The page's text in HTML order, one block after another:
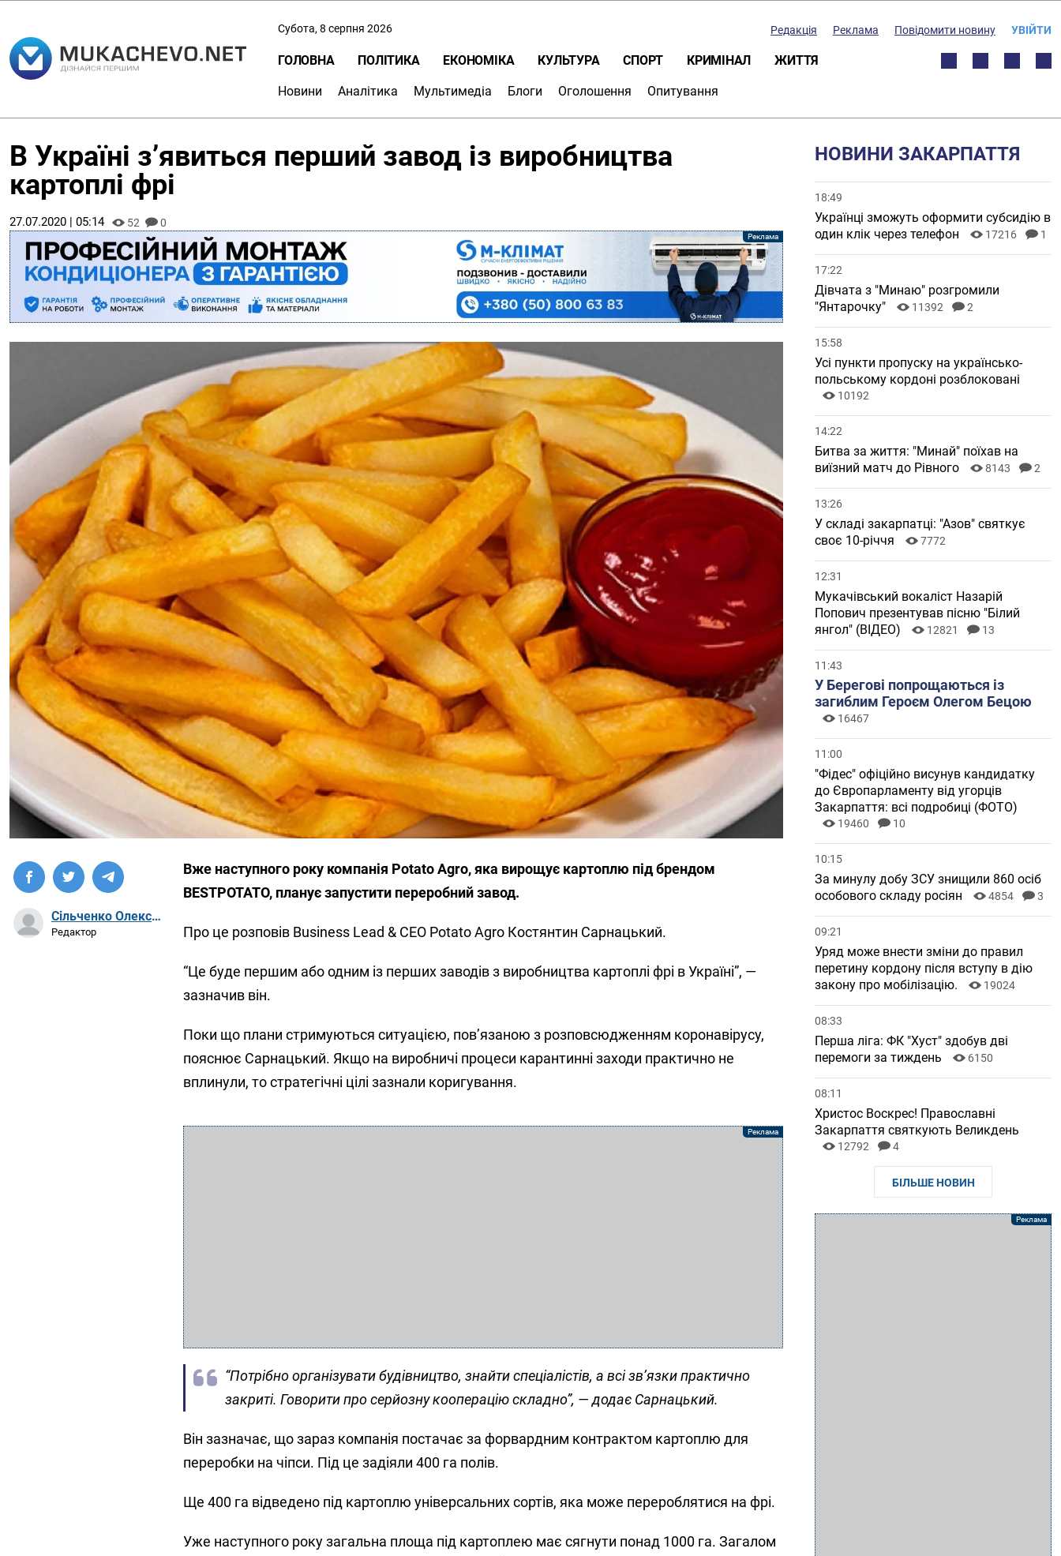
Субота, 8 серпня 2026 Редакція Реклама Повідомити новину УВІЙТИ
ГОЛОВНА ПОЛІТИКА ЕКОНОМІКА КУЛЬТУРА СПОРТ КРИМІНАЛ ЖИТТЯ
Новини Аналітика Мультимедіа Блоги Оголошення Опитування
В Україні з’явиться перший завод із виробництва
картоплі фрі
27.07.2020 | 05:14 52 0
Сільченко Олександр Артурович
Редактор
Вже наступного року компанія Potato Agro, яка вирощує картоплю під брендом
BESTPOTATO, планує запустити переробний завод.
Про це розповів Business Lead & CEO Potato Agro Костянтин Сарнацький.
“Це буде першим або одним із перших заводів з виробництва картоплі фрі в Україні”, —
зазначив він.
Поки що плани стримуються ситуацією, пов’язаною з розповсюдженням коронавірусу,
пояснює Сарнацький. Якщо на виробничі процеси карантинні заходи практично не
вплинули, то стратегічні цілі зазнали коригування.
“Потрібно організувати будівництво, знайти спеціалістів, а всі зв’язки практично
закриті. Говорити про серйозну кооперацію складно”, — додає Сарнацький.
Він зазначає, що зараз компанія постачає за форвардним контрактом картоплю для
переробки на чіпси. Під це задіяли 400 га полів.
Ще 400 га відведено під картоплю універсальних сортів, яка може перероблятися на фрі.
Уже наступного року загальна площа під картоплею має сягнути понад 1000 га. Загалом
НОВИНИ ЗАКАРПАТТЯ
18:49
Українці зможуть оформити субсидію в
один клік через телефон
17216 1
17:22
Дівчата з "Минаю" розгромили
"Янтарочку"
11392 2
15:58
Усі пункти пропуску на українсько-
польському кордоні розблоковані
10192
14:22
Битва за життя: "Минай" поїхав на
виїзний матч до Рівного
8143 2
13:26
У складі закарпатці: "Азов" святкує
своє 10-річчя
7772
12:31
Мукачівський вокаліст Назарій
Попович презентував пісню "Білий
янгол" (ВІДЕО)
12821 13
11:43
У Берегові попрощаються із
загиблим Героєм Олегом Бецою
16467
11:00
"Фідес" офіційно висунув кандидатку
до Європарламенту від угорців
Закарпаття: всі подробиці (ФОТО)
19460 10
10:15
За минулу добу ЗСУ знищили 860 осіб
особового складу росіян
4854 3
09:21
Уряд може внести зміни до правил
перетину кордону після вступу в дію
закону про мобілізацію.
19024
08:33
Перша ліга: ФК "Хуст" здобув дві
перемоги за тиждень
6150
08:11
Христос Воскрес! Православні
Закарпаття святкують Великдень
12792 4
БІЛЬШЕ НОВИН